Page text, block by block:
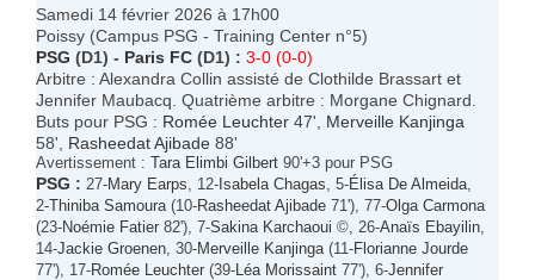
Samedi 14 février 2026 à 17h00
Poissy (Campus PSG - Training Center n°5)
PSG (D1) - Paris FC (D1) : 3-0 (0-0)
Arbitre : Alexandra Collin assisté de Clothilde Brassart et
Jennifer Maubacq. Quatrième arbitre : Morgane Chignard.
Buts pour PSG : Romée Leuchter 47', Merveille Kanjinga
58', Rasheedat Ajibade 88'
Avertissement : Tara Elimbi Gilbert 90'+3 pour PSG
PSG : 27-Mary Earps , 12- Isabela Chagas , 5-Élisa De Almeida
2-Thiniba Samoura (10-Rasheedat Ajibade 71'), 77-Olga Carmona
(23-Noémie Fatier 82'), 7-Sakina Karchaoui ©, 26-Anaïs Ebayilin
14-Jackie Groenen , 30-Merveille Kanjinga (11-Florianne Jourde
77'), 17-Romée Leuchter (39- Léa Morissaint 77'), 6-Jennifer